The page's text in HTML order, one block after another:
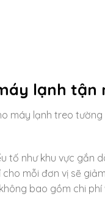
lạnh tận
máy lạnh treo
tố như khu vực gắn
mỗi đơn vị sẽ
bao gồm chi phí